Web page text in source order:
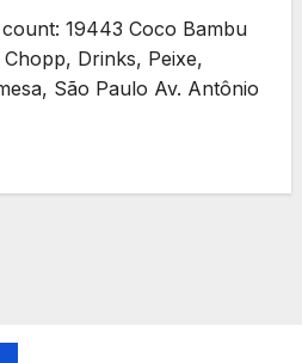
count: 19443 Coco Bambu
Drinks, Peixe,
São Paulo Av. Antônio